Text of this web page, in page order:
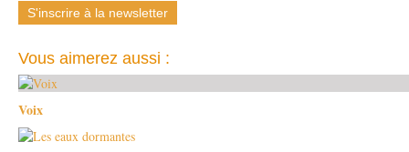
S'inscrire à la newsletter
Vous aimerez aussi :
Voix